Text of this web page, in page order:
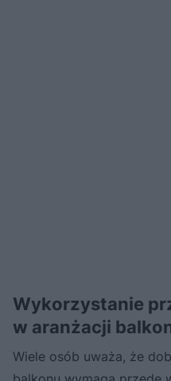
Wykorzystanie
w aranżacji
Wiele osób uważa, że